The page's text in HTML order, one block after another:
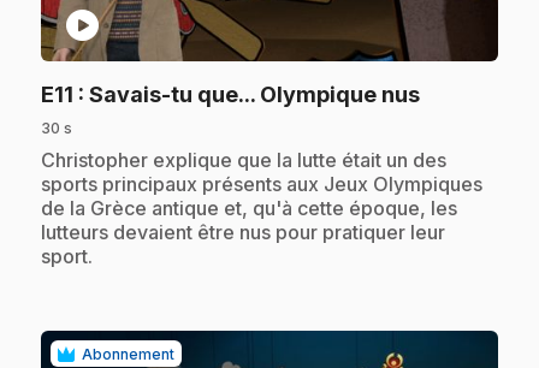
play_circle
E11 : Savais-tu que... Olympique nus.
30 s
.Christopher explique que la lutte était un des
sports principaux présents aux Jeux Olympiques
de la Grèce antique et, qu'à cette époque, les
lutteurs devaient être nus pour pratiquer leur
sport.
Abonnement